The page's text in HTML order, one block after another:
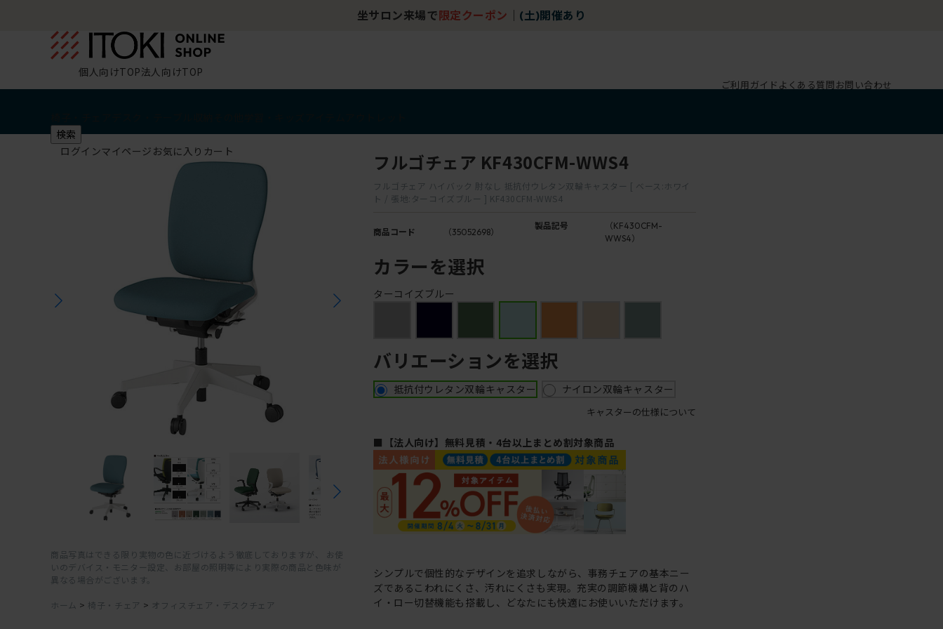
坐サロン来場で 限定クーポン (土)開催あり
個人向けTOP法人向けTOP
ご利用ガイド よくある質問お問い合わせ
検索
ログインマイページ お気に入り カート
商品写真はできる限り実物の色に近づけるよう徹底しておりますが、 お使
いのデバイス・モニター設定、お部屋の照明等により実際の商品と色味が
異なる場合がございます。
ホーム > 椅子・チェア > オフィスチェア・デスクチェア
フルゴチェア KF430CFM-WWS4
フルゴチェア ハイバック 肘なし 抵抗付ウレタン双輪キャスター [ ベース:ホワイ
ト / 張地:ターコイズブルー ] KF430CFM-WWS4
商品コード （35052698）
製品記号
（KF430CFM-
WWS4）
カラーを選択
ターコイズブルー
バリエーションを選択
抵抗付ウレタン双輪キャスター ナイロン双輪キャスター
キャスターの仕様について
■【法人向け】無料見積・4台以上まとめ割対象商品
シンプルで個性的なデザインを追求しながら、事務チェアの基本ニー
ズであるこわれにくさ、汚れにくさも実現。充実の調節機構と背のハ
イ・ロー切替機能も搭載し、どなたにも快適にお使いいただけます。